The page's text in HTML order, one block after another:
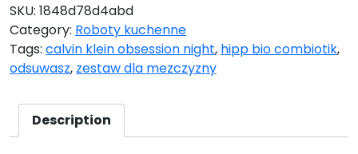
SKU: 1848d78d4abd
Category: Roboty kuchenne
Tags: calvin klein obsession night, hipp bio combiotik,
odsuwasz, zestaw dla mezczyzny
Description